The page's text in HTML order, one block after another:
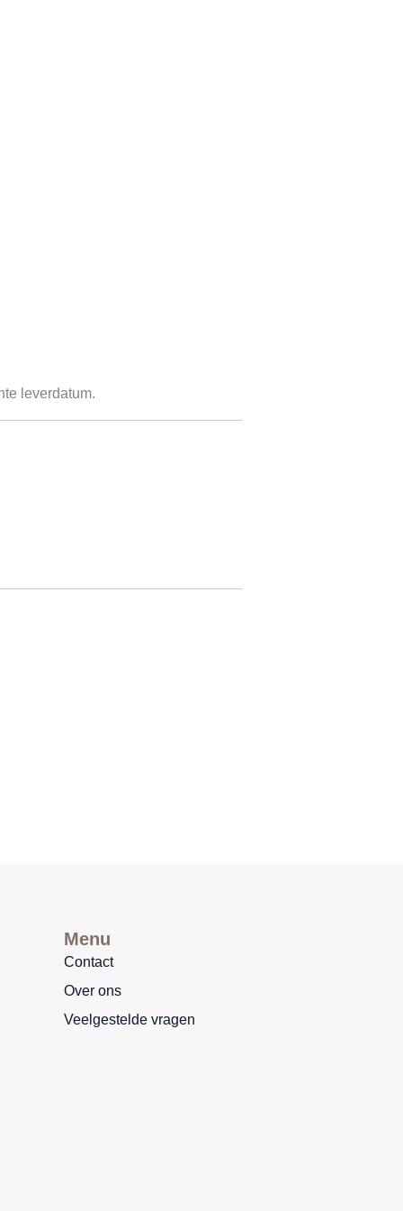
leverdatum.
Menu
Contact
Over ons
Veelgestelde vragen